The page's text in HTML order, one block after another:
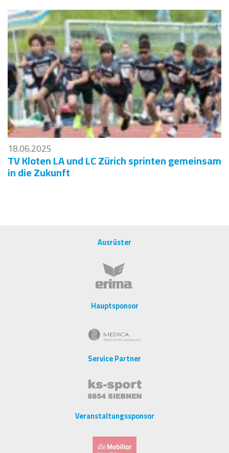
18.06.2025
TV Kloten LA und LC Zürich sprinten gemeinsam
in die Zukunft
Ausrüster
Hauptsponsor
Service Partner
Veranstaltungssponsor